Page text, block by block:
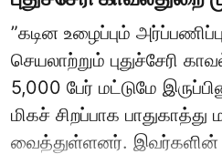
”கடின உழைப்பும்
செயலாற்றும் புதுச்சேரி
5,000 பேர் மட்டுமே
மிகச் சிறப்பாக
வைத்துள்ளனர். இவர்களின்